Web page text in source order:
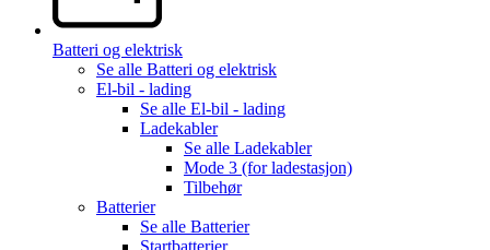
Batteri og elektrisk
Se alle Batteri og elektrisk
El-bil - lading
Se alle El-bil - lading
Ladekabler
Se alle Ladekabler
Mode 3 (for ladestasjon)
Tilbehør
Batterier
Se alle Batterier
Startbatterier